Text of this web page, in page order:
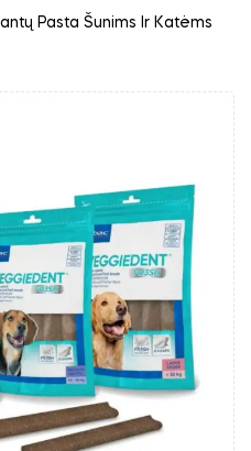
Pasta Šunims Ir Katėms